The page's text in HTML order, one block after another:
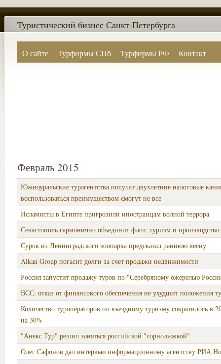
О сайте Турфирмы СПб Турфирмы РФ
Контакт
Туристический бизнес Санкт-Петербурга
Февраль 2015
Южноуральские турагентства получат двухлетние налоговые
воспользоваться преимуществом смогут не все
Исламисты в Египте пригрозили иностранцам волной террора
Севастополь гармонично объединит флот, туризм и производство
Сурок из Ленинградского зоопарка предсказал раннюю весну
Alkan Group погасит долги за счет продажи недвижимости
Россия запустит продажу туров по "Серебряному ожерелью
ВСС: отказ от финансового обеспечения не ухудшит положения
Количество туроператоров по въездному туризму сократилось в
на 30%
"Анекс Тур" решил заняться российской "горнолыжкой"
Олег Сафонов дал интервью информационному агентству РИА